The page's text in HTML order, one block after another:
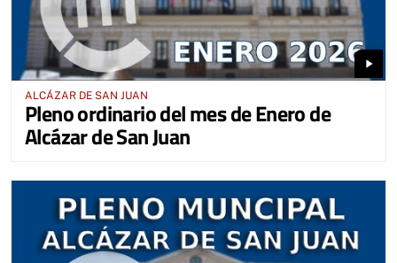
play_arrow
ALCÁZAR DE SAN JUAN
Pleno ordinario del mes de Enero de
Alcázar de San Juan